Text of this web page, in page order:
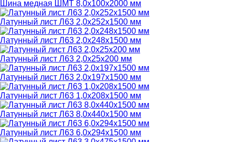
Шина медная ШМТ 8,0х100х2000 мм
Латунный лист Л63 2,0х252х1500 мм
Латунный лист Л63 2,0х248х1500 мм
Латунный лист Л63 2,0х25х200 мм
Латунный лист Л63 2,0х197х1500 мм
Латунный лист Л63 1,0х208х1500 мм
Латунный лист Л63 8,0х440х1500 мм
Латунный лист Л63 6,0х294х1500 мм